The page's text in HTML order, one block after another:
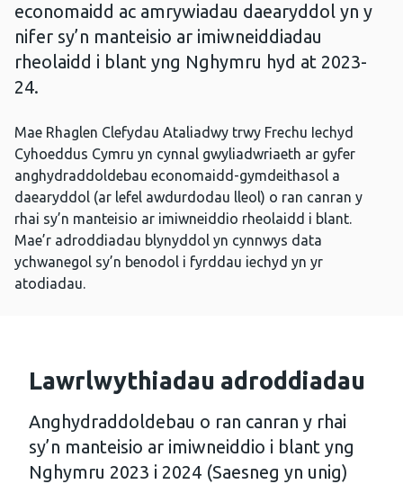
economaidd ac amrywiadau daearyddol yn y
nifer sy’n manteisio ar imiwneiddiadau
rheolaidd i blant yng Nghymru hyd at 2023-
24.
Mae Rhaglen Clefydau Ataliadwy trwy Frechu Iechyd
Cyhoeddus Cymru yn cynnal gwyliadwriaeth ar gyfer
anghydraddoldebau economaidd-gymdeithasol a
daearyddol (ar lefel awdurdodau lleol) o ran canran y
rhai sy’n manteisio ar imiwneiddio rheolaidd i blant.
Mae’r adroddiadau blynyddol yn cynnwys data
ychwanegol sy’n benodol i fyrddau iechyd yn yr
atodiadau.
Lawrlwythiadau adroddiadau
Anghydraddoldebau o ran canran y rhai
sy’n manteisio ar imiwneiddio i blant yng
Nghymru 2023 i 2024 (Saesneg yn unig)